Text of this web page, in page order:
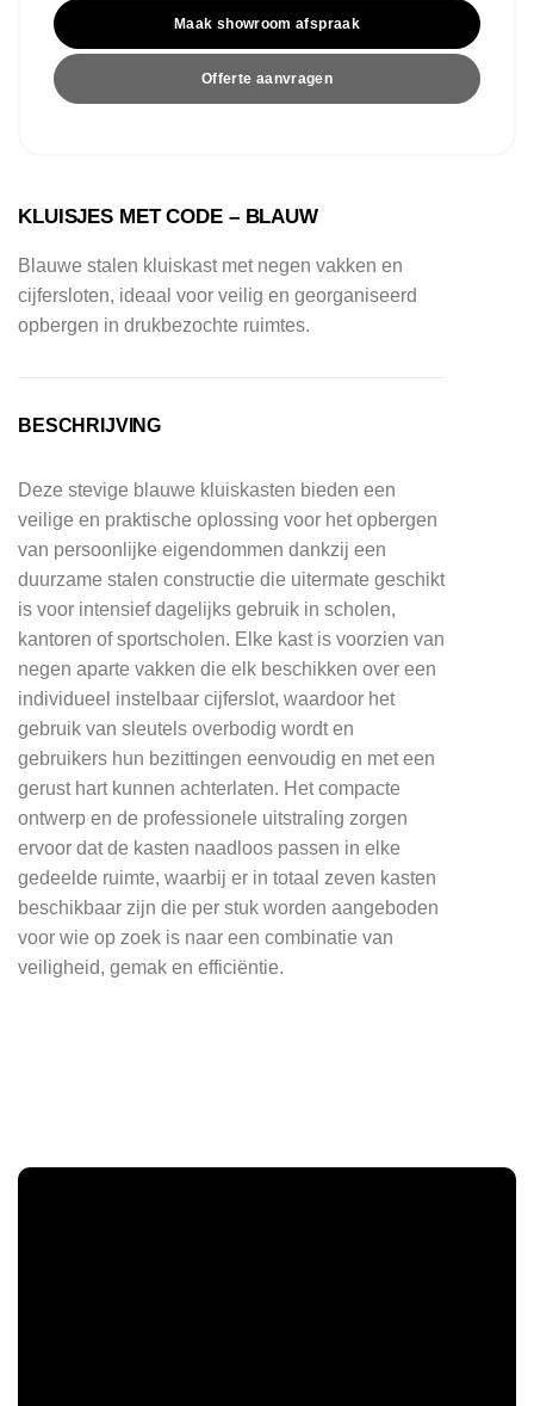
Maak showroom afspraak
Offerte aanvragen
KLUISJES MET CODE – BLAUW
Blauwe stalen kluiskast met negen vakken en
cijfersloten, ideaal voor veilig en georganiseerd
opbergen in drukbezochte ruimtes.
BESCHRIJVING
Deze stevige blauwe kluiskasten bieden een
veilige en praktische oplossing voor het opbergen
van persoonlijke eigendommen dankzij een
duurzame stalen constructie die uitermate geschikt
is voor intensief dagelijks gebruik in scholen,
kantoren of sportscholen. Elke kast is voorzien van
negen aparte vakken die elk beschikken over een
individueel instelbaar cijferslot, waardoor het
gebruik van sleutels overbodig wordt en
gebruikers hun bezittingen eenvoudig en met een
gerust hart kunnen achterlaten. Het compacte
ontwerp en de professionele uitstraling zorgen
ervoor dat de kasten naadloos passen in elke
gedeelde ruimte, waarbij er in totaal zeven kasten
beschikbaar zijn die per stuk worden aangeboden
voor wie op zoek is naar een combinatie van
veiligheid, gemak en efficiëntie.